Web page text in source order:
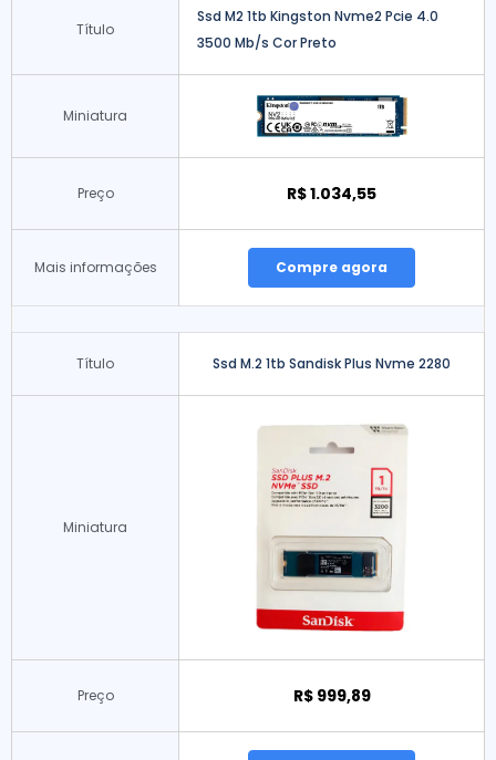
Título
Ssd M2 1tb Kingston Nvme2 Pcie 4.0
3500 Mb/s Cor Preto
Miniatura
Preço R$ 1.034,55
Mais informações Compre agora
Título Ssd M.2 1tb Sandisk Plus Nvme 2280
Miniatura
Preço R$ 999,89